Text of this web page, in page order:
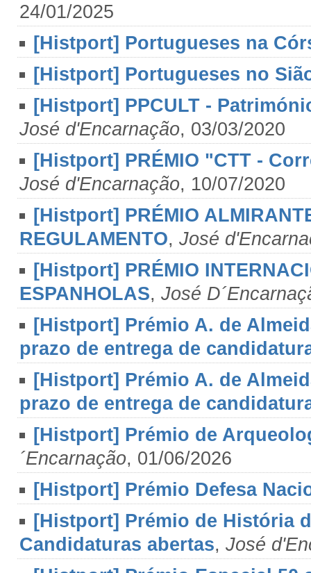
24/01/2025
[Histport] Portugueses na
[Histport] Portugueses no
[Histport] PPCULT -
José d'Encarnação, 03/03/2020
[Histport] PRÉMIO "CTT -
José d'Encarnação, 10/07/2020
[Histport] PRÉMIO
REGULAMENTO, José
[Histport] PRÉMIO
ESPANHOLAS, José
[Histport] Prémio A. de
prazo de entrega de
[Histport] Prémio A. de
prazo de entrega de
[Histport] Prémio de
´Encarnação, 01/06/2026
[Histport] Prémio Defesa
[Histport] Prémio de História
Candidaturas abertas, José